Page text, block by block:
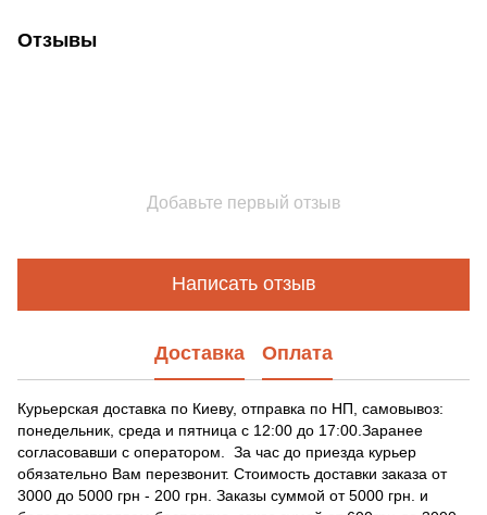
Отзывы
Добавьте первый отзыв
Написать отзыв
Доставка Оплата
Курьерская доставка по Киеву, отправка по НП, самовывоз:
понедельник, среда и пятница с 12:00 до 17:00.Заранее
согласовавши с оператором. За час до приезда курьер
обязательно Вам перезвонит. Стоимость доставки заказа от
3000 до 5000 грн - 200 грн. Заказы суммой от 5000 грн. и